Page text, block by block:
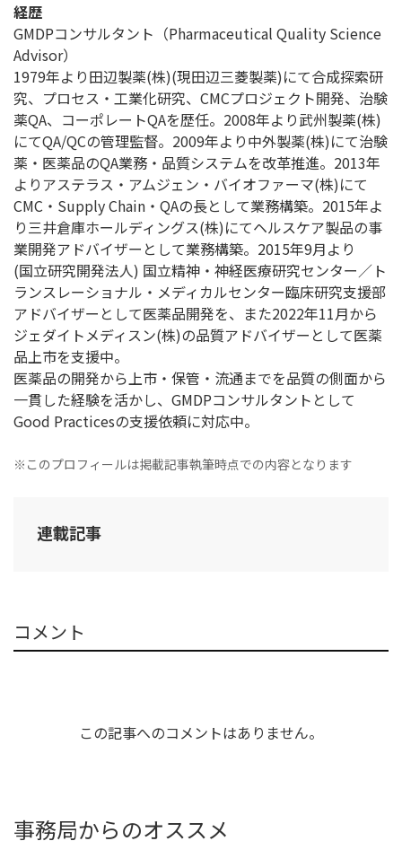
経歴
GMDPコンサルタント（Pharmaceutical Quality Science
Advisor）
1979年より田辺製薬(株)(現田辺三菱製薬)にて合成探索研
究、プロセス・工業化研究、CMCプロジェクト開発、治験
薬QA、コーポレートQAを歴任。2008年より武州製薬(株)
にてQA/QCの管理監督。2009年より中外製薬(株)にて治験
薬・医薬品のQA業務・品質システムを改革推進。2013年
よりアステラス・アムジェン・バイオファーマ(株)にて
CMC・Supply Chain・QAの長として業務構築。2015年よ
り三井倉庫ホールディングス(株)にてヘルスケア製品の事
業開発アドバイザーとして業務構築。2015年9月より
(国立研究開発法人) 国立精神・神経医療研究センター／ト
ランスレーショナル・メディカルセンター臨床研究支援部
アドバイザーとして医薬品開発を、また2022年11月から
ジェダイトメディスン(株)の品質アドバイザーとして医薬
品上市を支援中。
医薬品の開発から上市・保管・流通までを品質の側面から
一貫した経験を活かし、GMDPコンサルタントとして
Good Practicesの支援依頼に対応中。
※このプロフィールは掲載記事執筆時点での内容となります
連載記事
コメント
この記事へのコメントはありません。
事務局からのオススメ